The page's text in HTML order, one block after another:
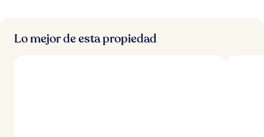
Lo mejor de esta propiedad